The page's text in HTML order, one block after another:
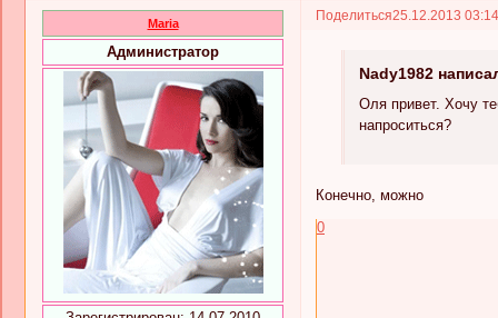
Поделиться25.12.2013
Maria
Администратор
Nady1982
Оля привет. Хочу
напроситься?
Конечно, можно
0